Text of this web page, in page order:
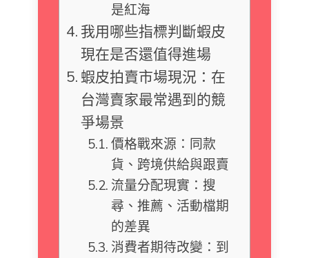
是紅海
我用哪些指標判斷蝦皮
現在是否還值得進場
蝦皮拍賣市場現況：在
台灣賣家最常遇到的競
爭場景
價格戰來源：同款
貨、跨境供給與跟賣
流量分配現實：搜
尋、推薦、活動檔期
的差異
消費者期待改變：到